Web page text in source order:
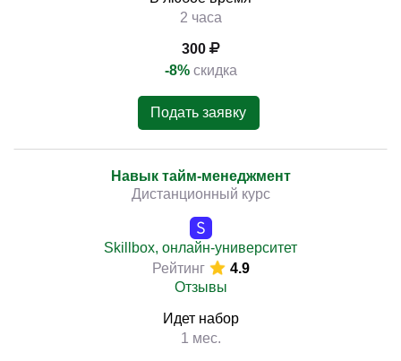
2 часа
300
-8% скидка
Подать заявку
Навык тайм-менеджмент
Дистанционный курс
Skillbox, онлайн-университет
Рейтинг
4.9
Отзывы
Идет набор
1 мес.